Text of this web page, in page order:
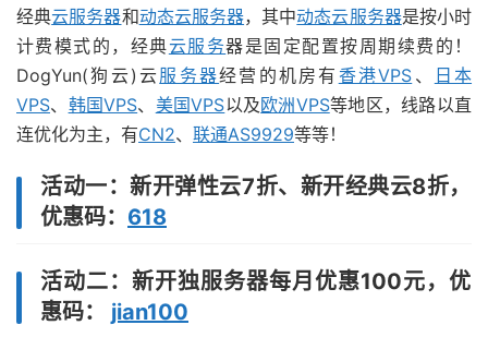
经典云服务器和动态云服务器，其中动态云服务器是按小时
计费模式的，经典云服务器是固定配置按周期续费的！
DogYun(狗云)云服务器经营的机房有 香港VPS 、
日本
VPS、 韩国VPS、 美国VPS以及欧洲VPS等地区，线路以直
连优化为主，有CN2、 联通AS9929等等！
活动一：新开弹性云7折、新开经典云8折，
优惠码： 618
活动二： 新开独服务器每月优惠100元，优
惠码： jian100